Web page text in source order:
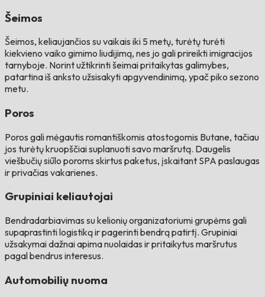
Šeimos
Šeimos, keliaujančios su vaikais iki 5 metų, turėtų turėti
kiekvieno vaiko gimimo liudijimą, nes jo gali prireikti imigracijos
tarnyboje. Norint užtikrinti šeimai pritaikytas galimybes,
patartina iš anksto užsisakyti apgyvendinimą, ypač piko sezono
metu.
Poros
Poros gali mėgautis romantiškomis atostogomis Butane, tačiau
jos turėtų kruopščiai suplanuoti savo maršrutą. Daugelis
viešbučių siūlo poroms skirtus paketus, įskaitant SPA paslaugas
ir privačias vakarienes.
Grupiniai keliautojai
Bendradarbiavimas su kelionių organizatoriumi grupėms gali
supaprastinti logistiką ir pagerinti bendrą patirtį. Grupiniai
užsakymai dažnai apima nuolaidas ir pritaikytus maršrutus
pagal bendrus interesus.
Automobilių nuoma